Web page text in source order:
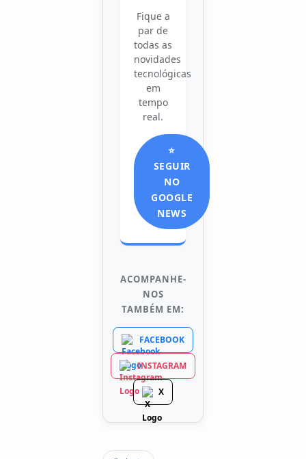
Fique a
par de
todas as
novidades
tecnológicas
em
tempo
real.
⭐
SEGUIR
NO
GOOGLE
NEWS
ACOMPANHE-
NOS
TAMBÉM EM:
FACEBOOK
INSTAGRAM
X